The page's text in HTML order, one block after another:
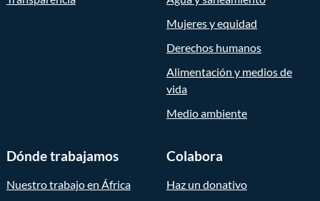
Mujeres y equidad
Derechos humanos
Alimentación y medios de
vida
Medio ambiente
Dónde trabajamos
Nuestro trabajo en África
Colabora
Haz un donativo